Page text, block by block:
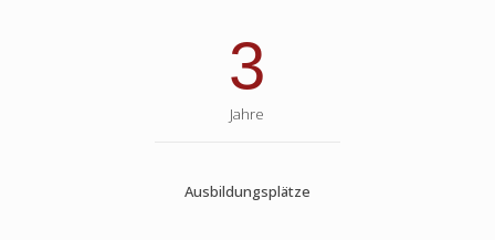
3
Jahre
Ausbildungsplätze